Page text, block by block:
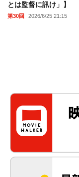
とは監督に訊け」】
第30回 2026/6/25 21:15